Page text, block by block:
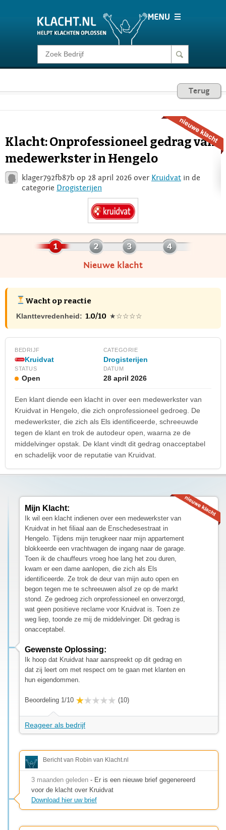
Klacht melden
Consumentenrecht
Voor Bedrijven
Login
Terug
Klacht: Onprofessioneel gedrag van
medewerkster in Hengelo
klager792fb87b op 28 april 2026 over Kruidvat in de
categorie Drogisterijen
Nieuwe klacht
Wacht op reactie
Klanttevredenheid: 1.0/10 ★☆☆☆☆
BEDRIJF
Kruidvat
CATEGORIE
Drogisterijen
STATUS
Open
DATUM
28 april 2026
Een klant diende een klacht in over een medewerkster van
Kruidvat in Hengelo, die zich onprofessioneel gedroeg. De
medewerkster, die zich als Els identificeerde, schreeuwde
tegen de klant en trok de autodeur open, waarna ze de
middelvinger opstak. De klant vindt dit gedrag onacceptabel
en schadelijk voor de reputatie van Kruidvat.
Mijn Klacht:
Ik wil een klacht indienen over een medewerkster van
Kruidvat in het filiaal aan de Enschedesestraat in
Hengelo. Tijdens mijn terugkeer naar mijn appartement
blokkeerde een vrachtwagen de ingang naar de garage.
Toen ik de chauffeurs vroeg hoe lang het zou duren,
kwam er een dame aanlopen, die zich als Els
identificeerde. Ze trok de deur van mijn auto open en
begon tegen me te schreeuwen alsof ze op de markt
stond. Ze gedroeg zich onprofessioneel en onverzorgd,
wat geen positieve reclame voor Kruidvat is. Toen ze
weg liep, toonde ze mij de middelvinger. Dit gedrag is
onacceptabel.
Gewenste Oplossing:
Ik hoop dat Kruidvat haar aanspreekt op dit gedrag en
dat zij leert om met respect om te gaan met klanten en
hun eigendommen.
Beoordeling 1/10 (10)
Reageer als bedrijf
Bericht van Robin van Klacht.nl
3 maanden geleden - Er is een nieuwe brief gegenereerd
voor de klacht over Kruidvat
Download hier uw brief